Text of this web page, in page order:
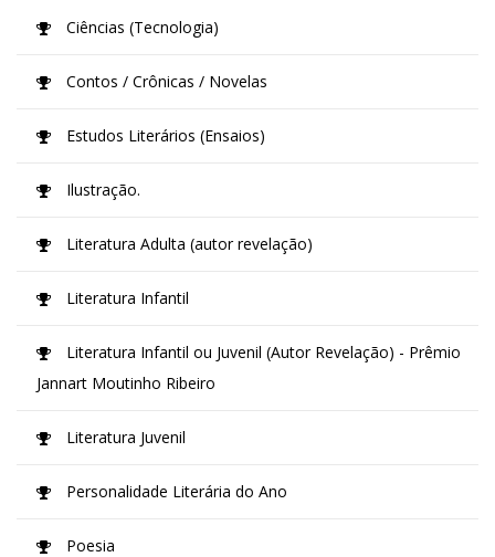
Ciências (Tecnologia)
Contos / Crônicas / Novelas
Estudos Literários (Ensaios)
Ilustração.
Literatura Adulta (autor revelação)
Literatura Infantil
Literatura Infantil ou Juvenil (Autor Revelação) - Prêmio
Jannart Moutinho Ribeiro
Literatura Juvenil
Personalidade Literária do Ano
Poesia